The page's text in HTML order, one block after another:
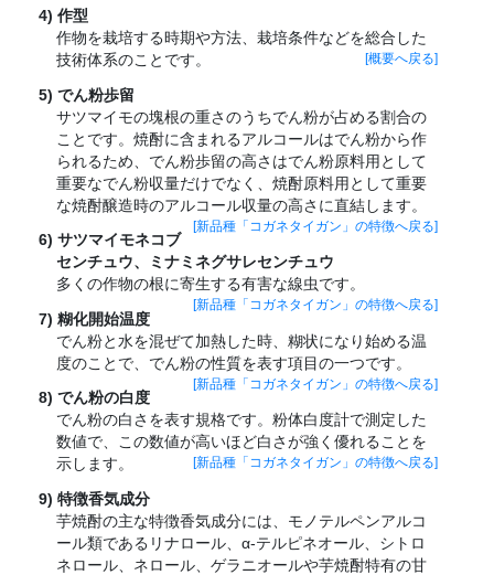
作型
作物を栽培する時期や方法、栽培条件などを総合した
技術体系のことです。
[概要へ戻る]
でん粉歩留
サツマイモの塊根の重さのうちでん粉が占める割合の
ことです。焼酎に含まれるアルコールはでん粉から作
られるため、でん粉歩留の高さはでん粉原料用として
重要なでん粉収量だけでなく、焼酎原料用として重要
な焼酎醸造時のアルコール収量の高さに直結します。
[新品種「コガネタイガン」の特徴へ戻る]
サツマイモネコブ
センチュウ、ミナミネグサレセンチュウ
多くの作物の根に寄生する有害な線虫です。
[新品種「コガネタイガン」の特徴へ戻る]
糊化開始温度
でん粉と水を混ぜて加熱した時、糊状になり始める温
度のことで、でん粉の性質を表す項目の一つです。
[新品種「コガネタイガン」の特徴へ戻る]
でん粉の白度
でん粉の白さを表す規格です。粉体白度計で測定した
数値で、この数値が高いほど白さが強く優れることを
示します。
[新品種「コガネタイガン」の特徴へ戻る]
特徴香気成分
芋焼酎の主な特徴香気成分には、モノテルペンアルコ
ール類であるリナロール、α‐テルピネオール、シトロ
ネロール、ネロール、ゲラニオールや芋焼酎特有の甘